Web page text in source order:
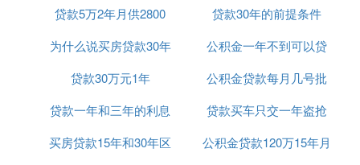
四、50万的贷款10年提早还5万,利息可以减多少?
为45万，可以减少约4.83万元的利息。
⑶ 50涓囦緵10骞存湀渚涘氬皯锛
涓銆50涓囦緵10骞存湀渚涘氬皯锛
少钱
年
贷款5万2年月供2800
贷款30年的前提条件
为什么说买房贷款30年
好
公积金一年不到可以贷
款吗
贷款30万元1年
公积金贷款每月几号批
贷款一年和三年的利息
是多少钱
贷款买车只交一年盗抢
险可以吗
买房贷款15年和30年区
公积金贷款120万15年月